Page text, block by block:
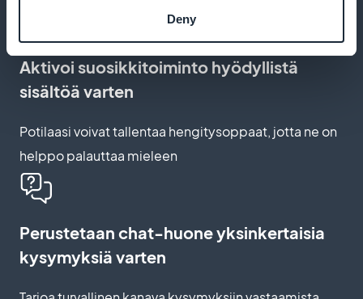
Deny
Aktivoi suosikkitoiminto hyödyllistä
sisältöä varten
Potilaasi voivat tallentaa hengitysoppaat, jotta ne on
helppo palauttaa mieleen
Perustetaan chat-huone yksinkertaisia
kysymyksiä varten